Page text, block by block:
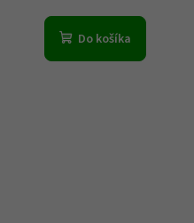
Do košíka